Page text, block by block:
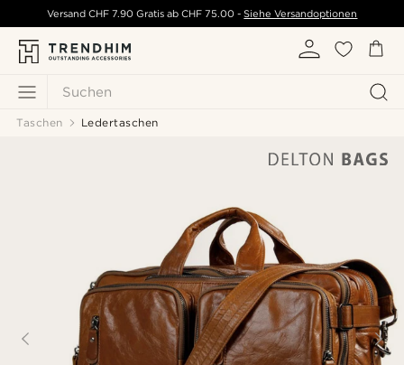
Suchen
Versand CHF 7.90 Gratis ab CHF 75.00 - Siehe Versandoptionen
Taschen Ledertaschen